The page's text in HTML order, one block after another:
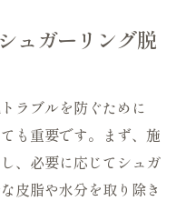
ュガーリング脱
ラブルを防ぐために
も重要です。まず、施
、必要に応じてシュガ
皮脂や水分を取り除き